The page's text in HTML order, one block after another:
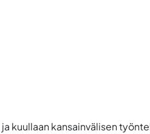
kuullaan kansainvälisen